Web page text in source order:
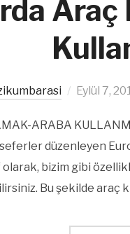
Eylül 7,
ARABA
düzenleyen
bizim gibi
Bu şekilde